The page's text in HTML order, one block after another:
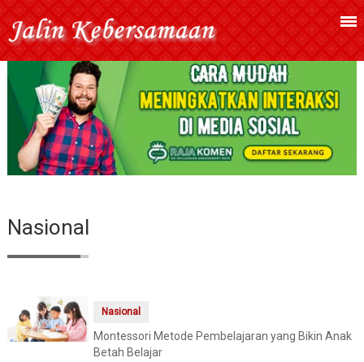
Nasional
Nasional
Montessori Metode Pembelajaran yang Bikin Anak
Betah Belajar